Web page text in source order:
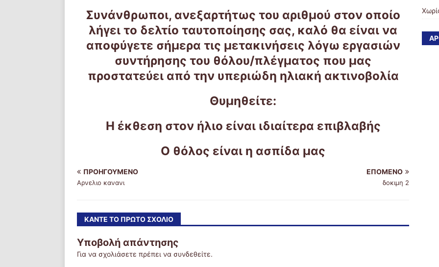
Συνάνθρωποι, ανεξαρτήτως του αριθμού στον οποίο
λήγει το δελτίο ταυτοποίησης σας, καλό θα είναι να
αποφύγετε σήμερα τις μετακινήσεις λόγω εργασιών
συντήρησης του θόλου/πλέγματος που μας
προστατεύει από την υπεριώδη ηλιακή ακτινοβολία
Θυμηθείτε:
Η έκθεση στον ήλιο είναι ιδιαίτερα επιβλαβής
Ο θόλος είναι η ασπίδα μας
ΠΡΟΗΓΟΎΜΕΝΟ
Αρνελιο κανανι
ΕΠΌΜΕΝΟ
δοκιμη 2
ΚΆΝΤΕ ΤΟ ΠΡΏΤΟ ΣΧΌΛΙΟ
Υποβολή απάντησης
Για να σχολιάσετε πρέπει να συνδεθείτε.